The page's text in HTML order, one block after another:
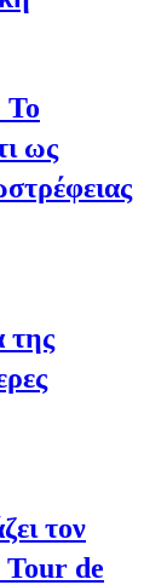
Το
ως
της
τον
Tour de